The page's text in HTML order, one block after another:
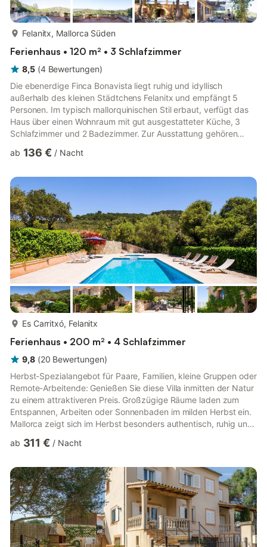
Felanitx, Mallorca Süden
Ferienhaus • 120 m² • 3 Schlafzimmer
8,5 (4 Bewertungen)
Die ebenerdige Finca Bonavista liegt ruhig und idyllisch
außerhalb des kleinen Städtchens Felanitx und empfängt 5
Personen. Im typisch mallorquinischen Stil erbaut, verfügt das
Haus über einen Wohnraum mit gut ausgestatteter Küche, 3
Schlafzimmer und 2 Badezimmer. Zur Ausstattung gehören
Parkplatz. Haustiere sind erlaubt. Der weitläufige Außenbereich
einem Grill lädt zu entspannten Urlaubstagen im Freien ein.
Restaurants, Bars und Einkaufsmöglichkeiten erreichen Sie in
etwa 10 Automin...
ab 136 € / Nacht
Es Carritxó, Felanitx
Ferienhaus • 200 m² • 4 Schlafzimmer
9,8 (20 Bewertungen)
Herbst-Spezialangebot für Paare, Familien, kleine Gruppen oder
Remote-Arbeitende: Genießen Sie diese Villa inmitten der Natur
zu einem attraktiveren Preis. Großzügige Räume laden zum
Entspannen, Arbeiten oder Sonnenbaden im milden Herbst ein.
Mallorca zeigt sich im Herbst besonders authentisch, ruhig und
Personen und liegt in einer ruhigen Ecke von Felanitx. Im
zwei klimatisierte Wohnzimmer, eine gut ausgestattete Küche
und vier klimatisierte Schlafzimmer, jeweils mit...
ab 311 € / Nacht